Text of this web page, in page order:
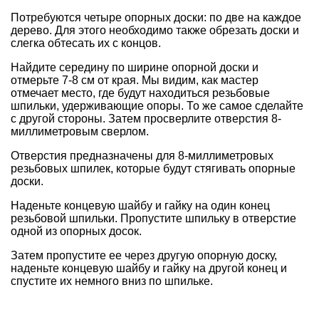
Потребуются четыре опорных доски: по две на каждое
дерево. Для этого необходимо также обрезать доски и
слегка обтесать их с концов.
Найдите середину по ширине опорной доски и
отмерьте 7-8 см от края. Мы видим, как мастер
отмечает место, где будут находиться резьбовые
шпильки, удерживающие опоры. То же самое сделайте
с другой стороны. Затем просверлите отверстия 8-
миллиметровым сверлом.
Отверстия предназначены для 8-миллиметровых
резьбовых шпилек, которые будут стягивать опорные
доски.
Наденьте концевую шайбу и гайку на один конец
резьбовой шпильки. Пропустите шпильку в отверстие
одной из опорных досок.
Затем пропустите ее через другую опорную доску,
наденьте концевую шайбу и гайку на другой конец и
спустите их немного вниз по шпильке.